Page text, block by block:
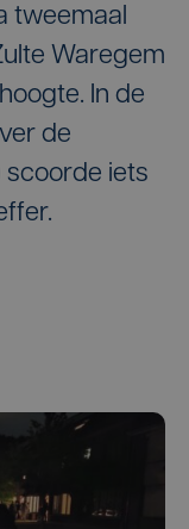
tweemaal
Waregem
In de
de
scoorde iets